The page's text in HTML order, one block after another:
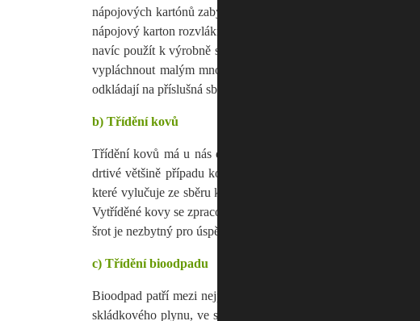
nápojových kartónů zabývají dvě papírny, jedna v Bělé pod
nápojový karton rozvlákňují, papírna v Bělé ještě navíc vyrábí
navíc použít k výrobně stavebních desek, čímž se zabývá
vypláchnout malým množstvím vody a pak jen předat na to
odkládají na příslušná sběrná místa. Po svezení se dotřídí,
b) Třídění kovů
Třídění kovů má u nás dlouholetou tradici. Jedná se o
drtivé většině případu kovy nesbírají v obcích do nádob. Pro
které vylučuje ze sběru kovy znečištěné nebezpečnými
Vytříděné kovy se zpracovávají v hutích, kde se z nich
šrot je nezbytný pro úspěšnou výrobu nové oceli.
c) Třídění bioodpadu
Bioodpad patří mezi nejproblematičtější složky komunálního
skládkového plynu, ve spalovnách příliš nehoří. Každý